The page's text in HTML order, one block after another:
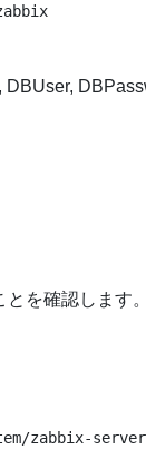
を確認します。
zabbix-